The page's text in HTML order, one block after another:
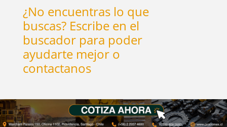
¿No encuentras lo que
buscas? Escribe en el
buscador para poder
ayudarte mejor o
contactanos